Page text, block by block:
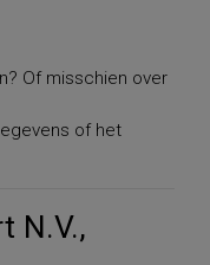
Of misschien over
of het
N.V.,